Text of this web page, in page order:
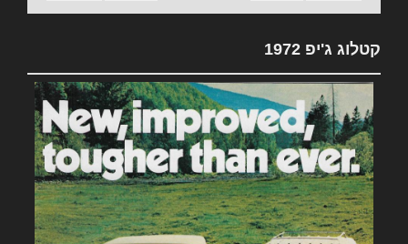
קטלוג ג'יפ 1972